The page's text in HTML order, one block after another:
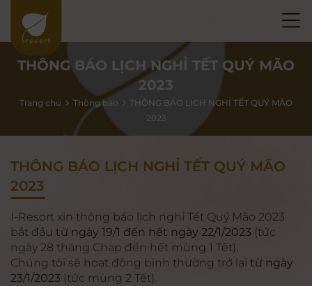
THÔNG BÁO LỊCH NGHỈ TẾT QUÝ MÃO
2023
Trang chủ Thông báo
THÔNG BÁO LỊCH NGHỈ TẾT QUÝ MÃO
2023
THÔNG BÁO LỊCH NGHỈ TẾT QUÝ MÃO
2023
I-Resort xin thông báo lịch nghỉ Tết Quý Mão 2023
bắt đầu từ ngày 19/1 đến hết ngày 22/1/2023 (tức
ngày 28 tháng Chạp đến hết mùng 1 Tết).
Chúng tôi sẽ hoạt động bình thường trở lại từ ngày
23/1/2023 (tức mùng 2 Tết).